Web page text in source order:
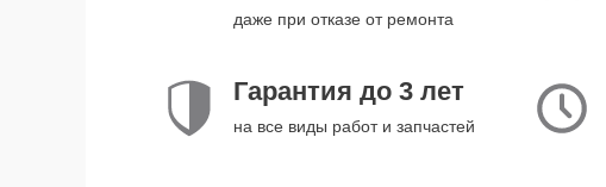
даже при отказе от ремонта
Гарантия до 3 лет
на все виды работ и запчастей